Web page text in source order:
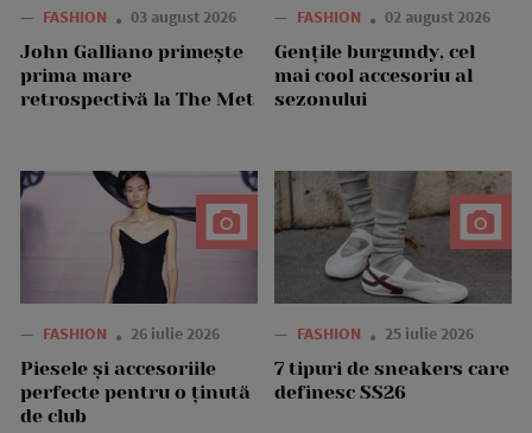
— FASHION 03 august 2026
John Galliano primește
prima mare
retrospectivă la The Met
— FASHION 02 august 2026
Gențile burgundy, cel
mai cool accesoriu al
sezonului
— FASHION 26 iulie 2026
Piesele și accesoriile
perfecte pentru o ținută
de club
— FASHION 25 iulie 2026
7 tipuri de sneakers care
definesc SS26